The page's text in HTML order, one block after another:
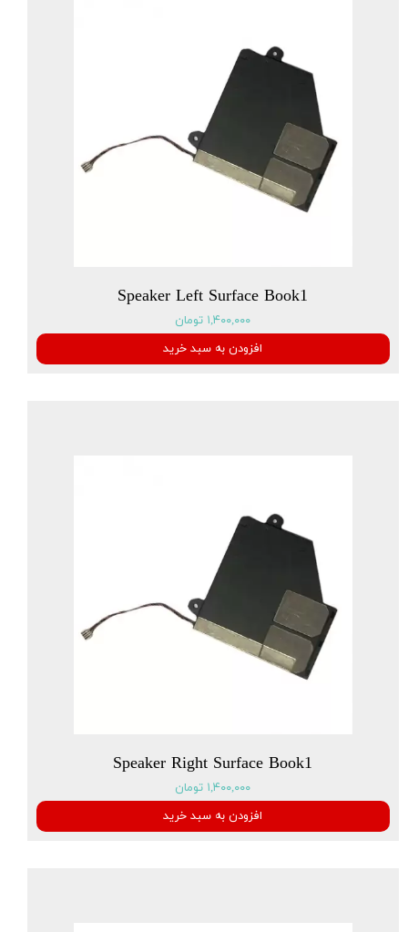
Speaker Left Surface Book1
۱,۴۰۰,۰۰۰ تومان
افزودن به سبد خرید
Speaker Right Surface Book1
۱,۴۰۰,۰۰۰ تومان
افزودن به سبد خرید